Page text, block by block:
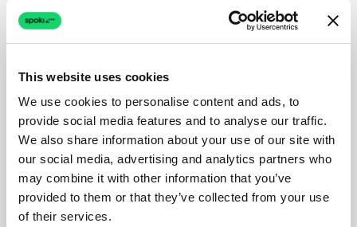
This website uses cookies
We use cookies to personalise content and ads, to
provide social media features and to analyse our traffic.
We also share information about your use of our site with
our social media, advertising and analytics partners who
may combine it with other information that you’ve
provided to them or that they’ve collected from your use
of their services.